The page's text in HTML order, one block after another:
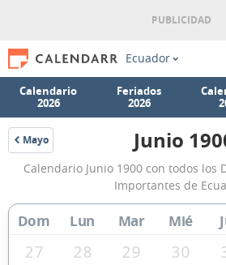
Ecuador
Calendario
2026
Feriados
2026
Mayo
1900
Junio
1900
de
Junio
Calendario Junio 1900 con todos los
Importantes de
Dom Lun Mar Mié
27 28 29 30